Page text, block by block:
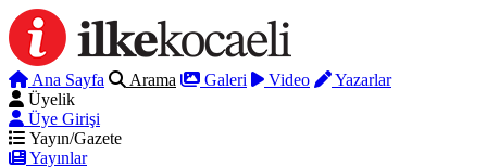
Ana Sayfa Arama Galeri Video
Yazarlar
Üyelik
Üye Girişi
Yayın/Gazete
Yayınlar